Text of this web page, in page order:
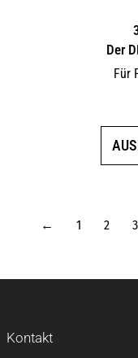
Der
Für
← 1 2 3
Kontakt